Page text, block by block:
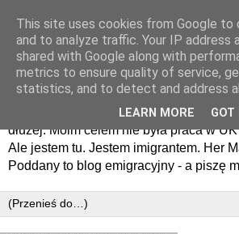
Her Majesty
poddany - blog
Przyjechałem tu tylko na chwilę. I jak
dłużej. Moim celem nie była praca w
Ale jestem tu. Jestem imigrantem. Her
Poddany to blog emigracyjny - a piszę
This site uses cookies from Google to
and to analyze traffic. Your IP address
shared with Google along with
metrics to ensure quality of service,
statistics, and to detect and address
LEARN MORE GOT